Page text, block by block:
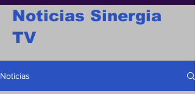
Noticias Sinergia
TV
Noticias